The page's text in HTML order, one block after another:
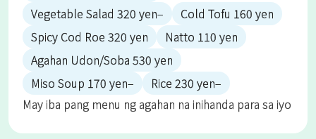
Vegetable Salad 320 yen–
Cold Tofu 160 yen
Spicy Cod Roe 320 yen
Natto 110 yen
Agahan Udon/Soba 530 yen
Miso Soup 170 yen–
Rice 230 yen–
May iba pang menu ng agahan na inihanda para sa iyo